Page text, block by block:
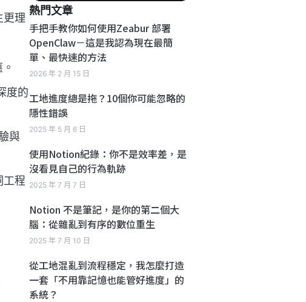
更理
度的
與
工程
熱門文章
手把手教你如何使用Zeabur 部署
OpenClaw－這是我認為現在最簡
單、最快速的方法
2026 年 2 月 15 日
工地進度總是拖？10個你可能忽略的
隱性錯誤
2025 年 5 月 6 日
使用Notion紀錄：你不是效率差，是
沒看見自己的行為軌跡
2025 年 7 月 7 日
Notion 不是筆記，是你的第二個大
腦：從雜亂到有序的數位重生
2025 年 7 月 10 日
從工地混亂到流程穩定，我怎麼打造
一套「不用靠記憶也能管好進度」的
系統？